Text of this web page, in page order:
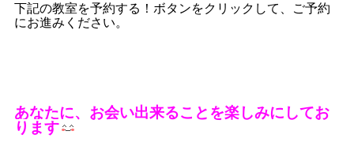
下記の教室を予約する！ボタンをクリックして、ご予約
にお進みください。
あなたに、お会い出来ることを楽しみにしてお
ります